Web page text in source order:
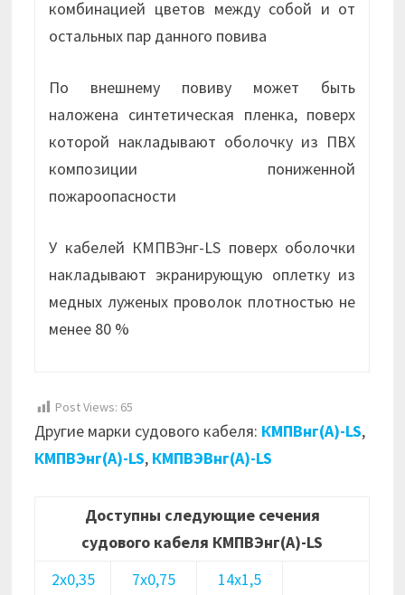
комбинацией цветов между собой и от
остальных пар данного повива
По внешнему повиву может быть
наложена синтетическая пленка, поверх
которой накладывают оболочку из ПВХ
композиции пониженной
пожароопасности
У кабелей КМПВЭнг-LS поверх оболочки
накладывают экранирующую оплетку из
медных луженых проволок плотностью не
менее 80 %
Post Views: 65
Другие марки судового кабеля: КМПВнг(А)-LS,
КМПВЭнг(А)-LS, КМПВЭВнг(А)-LS
Доступны следующие сечения
судового кабеля КМПВЭнг(А)-LS
2х0,35
7х0,75
14х1,5